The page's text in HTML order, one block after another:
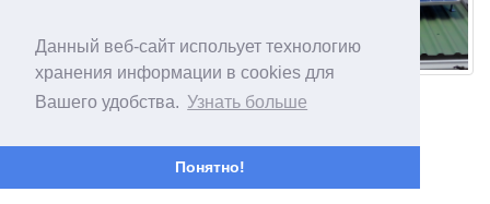
Данный веб-сайт испольует технологию
хранения информации в cookies для
Вашего удобства. Узнать больше
Понятно!